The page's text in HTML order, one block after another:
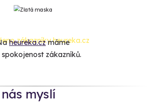
heureka.czmáme
spokojenost zákazníků.
myslí